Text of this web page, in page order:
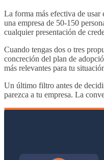
La forma más efectiva de usar
una empresa de 50-150
cualquier presentación de
Cuando tengas dos o tres
concreción del plan de
más relevantes para tu
Un último filtro antes de
parezca a tu empresa. La